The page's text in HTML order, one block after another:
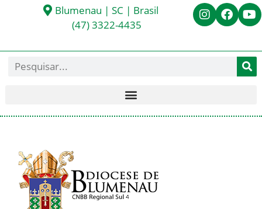
Blumenau | SC | Brasil
(47) 3322-4435